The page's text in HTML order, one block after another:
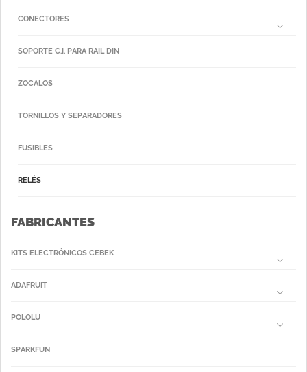
CONECTORES
SOPORTE C.I. PARA RAIL DIN
ZOCALOS
TORNILLOS Y SEPARADORES
FUSIBLES
RELÉS
FABRICANTES
KITS ELECTRÓNICOS CEBEK
ADAFRUIT
POLOLU
SPARKFUN